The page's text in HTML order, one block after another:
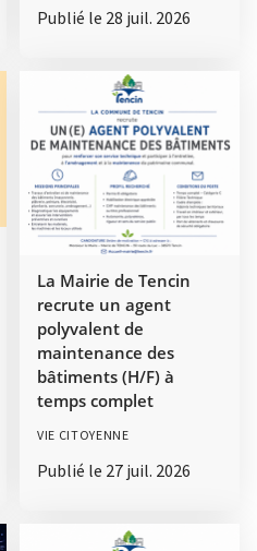
Publié le 28 juil. 2026
La Mairie de Tencin
recrute un agent
polyvalent de
maintenance des
bâtiments (H/F) à
temps complet
VIE CITOYENNE
Publié le 27 juil. 2026